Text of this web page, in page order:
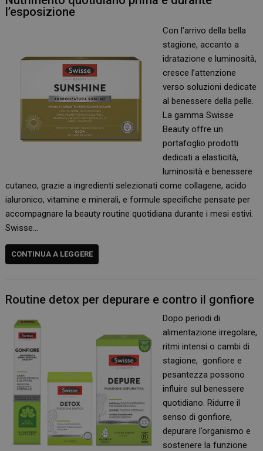
l’esposizione
Con l’arrivo della bella
stagione, accanto a
idratazione e luminosità,
cresce l’attenzione
verso soluzioni dedicate
al benessere della pelle.
La gamma Swisse
Beauty offre un
portafoglio prodotti
dedicati a elasticità,
luminosità e benessere
cutaneo, grazie a ingredienti selezionati come collagene, acido
ialuronico, vitamine e minerali, e formule specifiche pensate per
accompagnare la beauty routine quotidiana durante i mesi estivi.
Swisse…
CONTINUA A LEGGERE
Routine detox per depurare e contro il gonfiore
Dopo periodi di
alimentazione irregolare,
ritmi intensi o cambi di
stagione, gonfiore e
pesantezza possono
influire sul benessere
quotidiano. Ridurre il
senso di gonfiore,
depurare l’organismo e
sostenere la funzione